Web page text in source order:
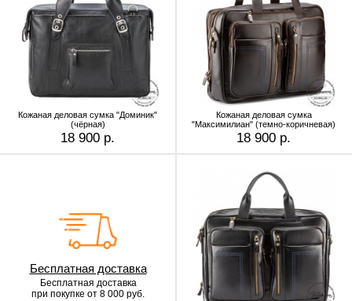
Кожаная деловая сумка "Доминик"
(чёрная)
18 900 р.
Кожаная деловая сумка
"Максимилиан" (темно-коричневая)
18 900 р.
Бесплатная доставка
Бесплатная доставка
при покупке от 8 000 руб.